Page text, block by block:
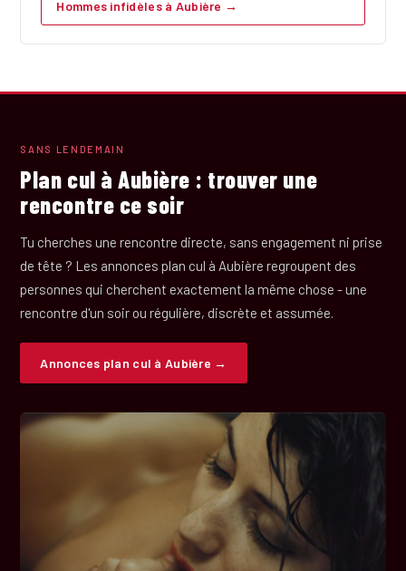
Hommes infidèles à Aubière →
SANS LENDEMAIN
Plan cul à Aubière : trouver une
rencontre ce soir
Tu cherches une rencontre directe, sans engagement ni prise
de tête ? Les annonces plan cul à Aubière regroupent des
personnes qui cherchent exactement la même chose - une
rencontre d'un soir ou régulière, discrète et assumée.
Annonces plan cul à Aubière →